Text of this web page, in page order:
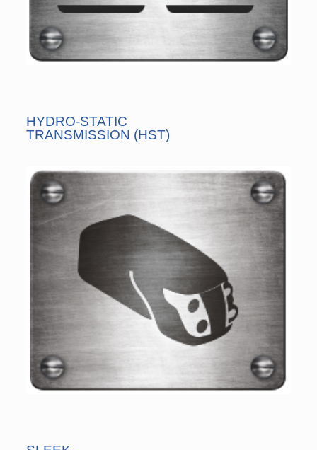
HYDRO-STATIC
TRANSMISSION (HST)